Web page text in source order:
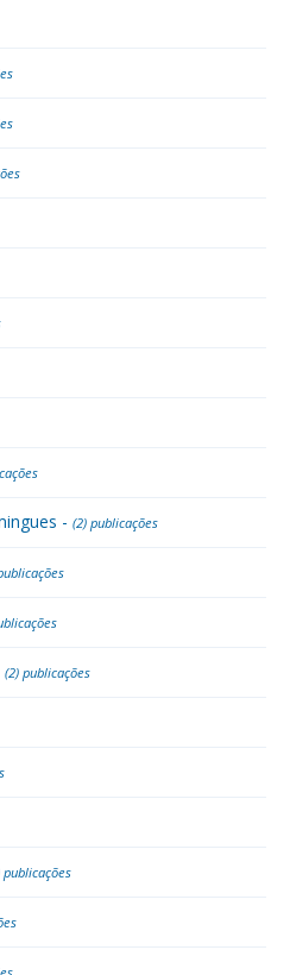
- (2) publicações
(2) publicações
publicações